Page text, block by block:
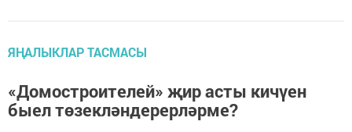
ЯҢАЛЫКЛАР ТАСМАСЫ
«Домостроителей» җир асты кичүен
быел төзекләндерерләрме?